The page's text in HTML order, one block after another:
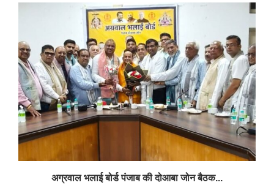
अग्रवाल भलाई बोर्ड पंजाब की दोआबा जोन बैठक...